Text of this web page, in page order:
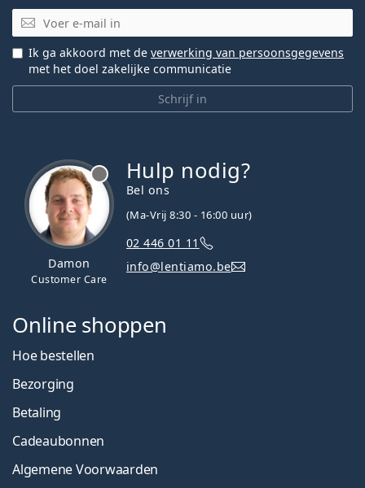
E-mail
Schrijf in
Ik ga akkoord met de verwerking van persoonsgegevens
met het doel zakelijke communicatie
Damon
Customer Care
Hulp nodig?
Bel ons
(Ma-Vrij 8:30 - 16:00 uur)
02 446 01 11
info@lentiamo.be
Online shoppen
Hoe bestellen
Bezorging
Betaling
Cadeaubonnen
Algemene Voorwaarden